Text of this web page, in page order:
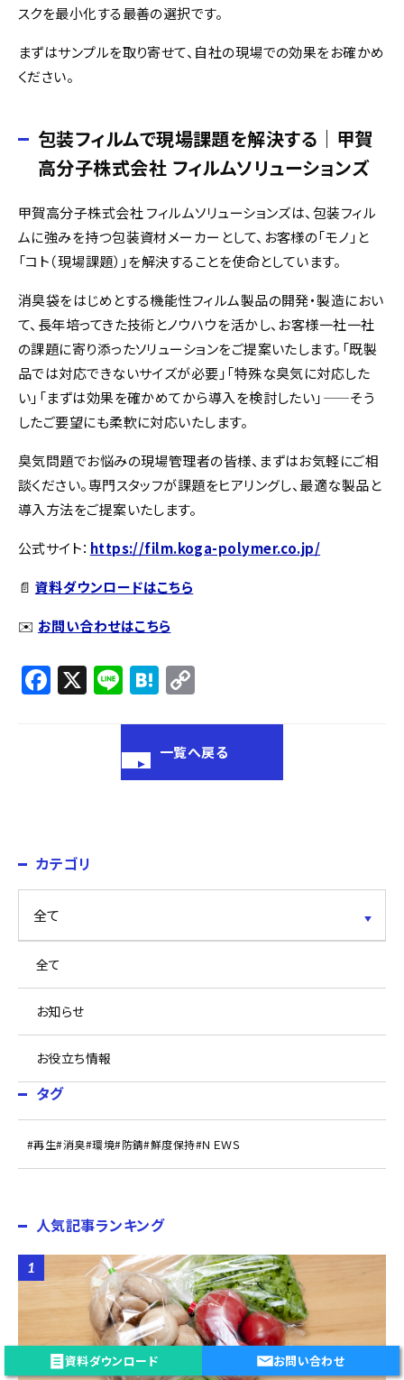
カテゴリ
全て
お知らせ
お役立ち情報
タグ
#再生#消臭#環境#防錆#鮮度保持#ＮＥＷＳ
人気記事ランキング
スクを最小化する最善の選択です。
まずはサンプルを取り寄せて、自社の現場での効果をお確かめ
ください。
包装フィルムで現場課題を解決する｜甲賀
高分子株式会社 フィルムソリューションズ
甲賀高分子株式会社 フィルムソリューションズは、包装フィル
ムに強みを持つ包装資材メーカーとして、お客様の「モノ」と
「コト（現場課題）」を解決することを使命としています。
消臭袋をはじめとする機能性フィルム製品の開発・製造におい
て、長年培ってきた技術とノウハウを活かし、お客様一社一社
の課題に寄り添ったソリューションをご提案いたします。「既製
品では対応できないサイズが必要」「特殊な臭気に対応した
い」「まずは効果を確かめてから導入を検討したい」——そう
したご要望にも柔軟に対応いたします。
臭気問題でお悩みの現場管理者の皆様、まずはお気軽にご相
談ください。専門スタッフが課題をヒアリングし、最適な製品と
導入方法をご提案いたします。
公式サイト： https://film.koga-polymer.co.jp/
📄 資料ダウンロードはこちら
✉️ お問い合わせはこちら
F
o
k
X Li
e
H
e
n
p
y
一覧へ戻る
資料ダウンロード お問い合わせ